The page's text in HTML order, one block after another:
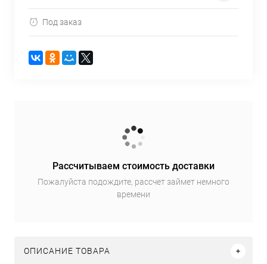
Под заказ
Рассчитываем стоимость доставки
Пожалуйста подождите, рассчет займет немного
времени
ОПИСАНИЕ ТОВАРА